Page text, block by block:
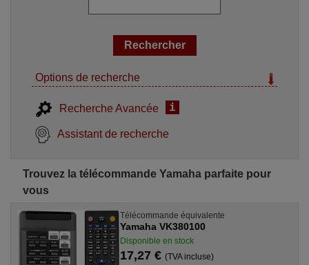
Options de recherche
Recherche Avancée i
Assistant de recherche
Trouvez la télécommande Yamaha parfaite pour
vous
Télécommande équivalente
Yamaha VK380100
Disponible en stock
17,27 €(TVA incluse)